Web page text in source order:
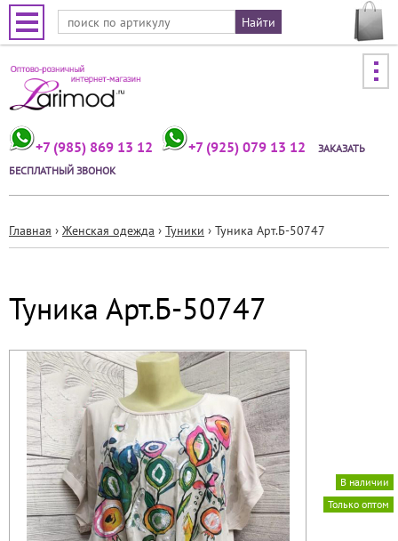
Jump to navigation
+7 (985) 869 13 12 +7 (925) 079 13 12
ЗАКАЗАТЬ
БЕСПЛАТНЫЙ ЗВОНОК
здесь
Главная › Женская одежда › Туники › Туника Арт.Б-50747
Туника Арт.Б-50747
Только оптом
В наличии